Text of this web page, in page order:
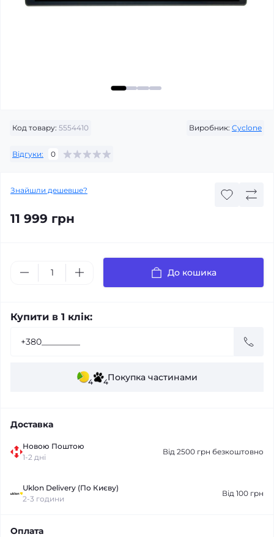
Код товару: 5554410 Виробник: Cyclone
Відгуки: 0
Знайшли дешевше?
11 999 грн
До кошика
Купити в 1 клік:
4 4Покупка частинами
Доставка
Новою Поштою
1-2 дні
Від 2500 грн безкоштовно
Uklon Delivery (По Києву)
2-3 години
Від 100 грн
Оплата